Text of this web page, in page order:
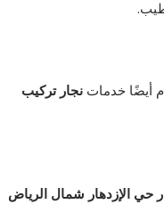
أيضًا خدمات نجار تركيب
حي الإزدهار شمال الرياض